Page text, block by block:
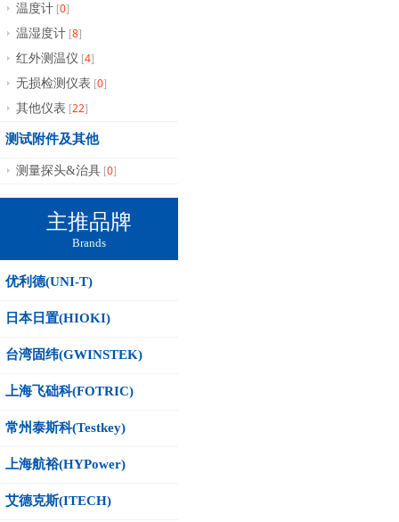
温度计 [0]
温湿度计 [8]
红外测温仪 [4]
无损检测仪表 [0]
其他仪表 [22]
测试附件及其他
测量探头&治具 [0]
主推品牌
Brands
优利德(UNI-T)
日本日置(HIOKI)
台湾固纬(GWINSTEK)
上海飞础科(FOTRIC)
常州泰斯科(Testkey)
上海航裕(HYPower)
艾德克斯(ITECH)